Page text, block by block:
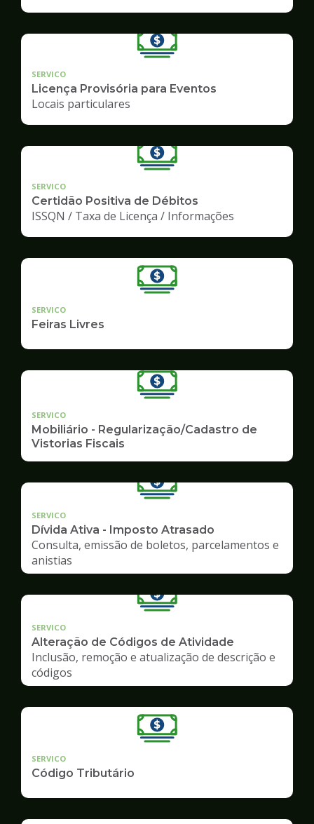
SERVICO
Licença Provisória para Eventos
Locais particulares
SERVICO
Certidão Positiva de Débitos
ISSQN / Taxa de Licença / Informações
SERVICO
Feiras Livres
SERVICO
Mobiliário - Regularização/Cadastro de
Vistorias Fiscais
SERVICO
Dívida Ativa - Imposto Atrasado
Consulta, emissão de boletos, parcelamentos e
anistias
SERVICO
Alteração de Códigos de Atividade
Inclusão, remoção e atualização de descrição e
códigos
SERVICO
Código Tributário